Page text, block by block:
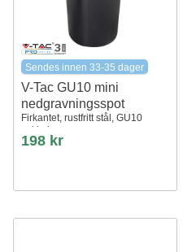
Sendes innen 33-35 dager
V-Tac GU10 mini
nedgravningsspot
Firkantet, rustfritt stål, GU10
sokkel
198 kr